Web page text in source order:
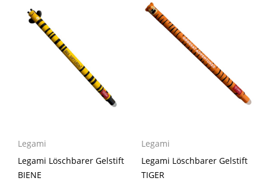
Legami
Legami Löschbarer Gelstift
BIENE
Legami
Legami Löschbarer Gelstift
TIGER